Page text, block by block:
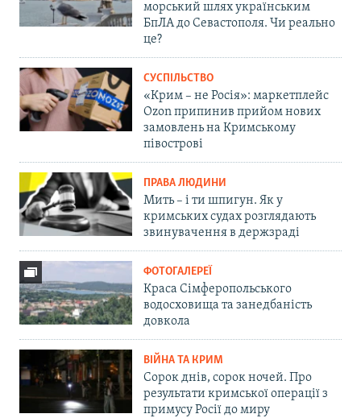
морський шлях українським
БпЛА до Севастополя. Чи реально
це?
СУСПІЛЬСТВО
«Крим – не Росія»: маркетплейс
Ozon припинив прийом нових
замовлень на Кримському
півострові
ПРАВА ЛЮДИНИ
Мить – і ти шпигун. Як у
кримських судах розглядають
звинувачення в держзраді
ФОТОГАЛЕРЕЇ
Краса Сімферопольського
водосховища та занедбаність
довкола
ВІЙНА ТА КРИМ
Сорок днів, сорок ночей. Про
результати кримської операції з
примусу Росії до миру